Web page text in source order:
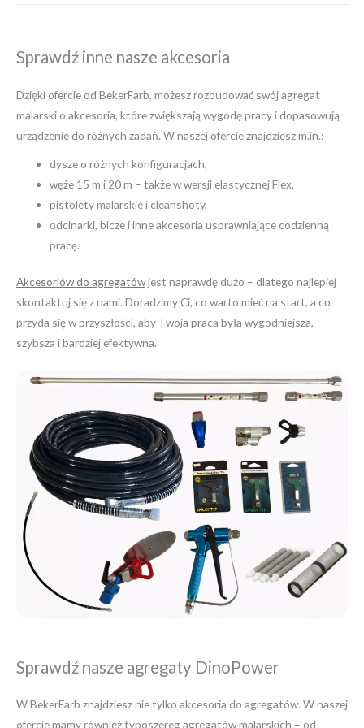
Sprawdź inne nasze akcesoria
Dzięki ofercie od BekerFarb, możesz rozbudować swój agregat
malarski o akcesoria, które zwiększają wygodę pracy i dopasowują
urządzenie do różnych zadań. W naszej ofercie znajdziesz m.in.:
dysze o różnych konfiguracjach,
węże 15 m i 20 m – także w wersji elastycznej Flex,
pistolety malarskie i cleanshoty,
odcinarki, bicze i inne akcesoria usprawniające codzienną
pracę.
Akcesoriów do agregatówjest naprawdę dużo – dlatego najlepiej
skontaktuj się z nami. Doradzimy Ci, co warto mieć na start, a co
przyda się w przyszłości, aby Twoja praca była wygodniejsza,
szybsza i bardziej efektywna.
Sprawdź nasze agregaty DinoPower
W BekerFarb znajdziesz nie tylko akcesoria do agregatów. W naszej
ofercie mamy również typoszereg agregatów malarskich – od